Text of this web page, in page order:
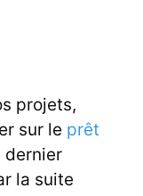
projets,
sur le prêt
dernier
la suite